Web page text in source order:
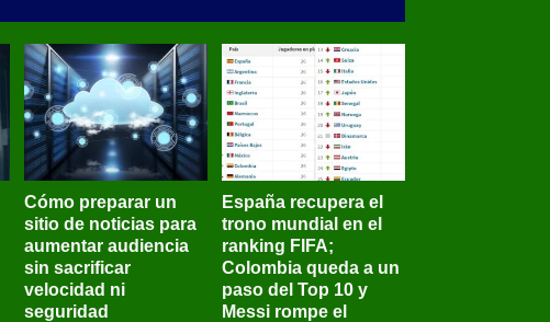
Cómo preparar un
sitio de noticias para
aumentar audiencia
sin sacrificar
velocidad ni
seguridad
España recupera el
trono mundial en el
ranking FIFA;
Colombia queda a un
paso del Top 10 y
Messi rompe el